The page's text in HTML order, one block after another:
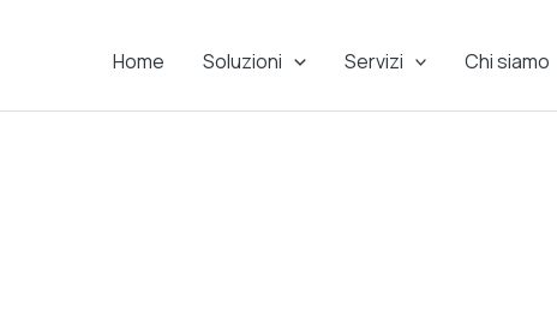
Home Soluzioni Servizi Chi siamo